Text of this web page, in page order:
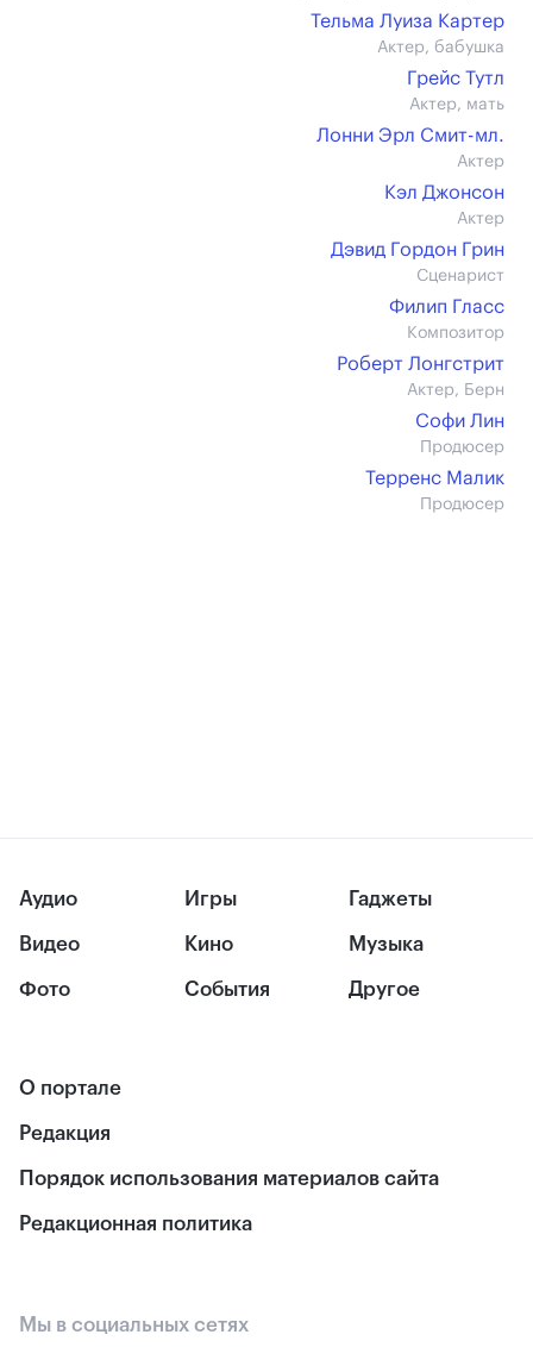
Тельма Луиза Картер
Актер, бабушка
Грейс Тутл
Актер, мать
Лонни Эрл Смит-мл.
Актер
Кэл Джонсон
Актер
Дэвид Гордон Грин
Сценарист
Филип Гласс
Композитор
Роберт Лонгстрит
Актер, Берн
Софи Лин
Продюсер
Терренс Малик
Продюсер
Аудио
Видео
Фото
Игры
Кино
События
Гаджеты
Музыка
Другое
О портале
Редакция
Порядок использования материалов сайта
Редакционная политика
Мы в социальных сетях